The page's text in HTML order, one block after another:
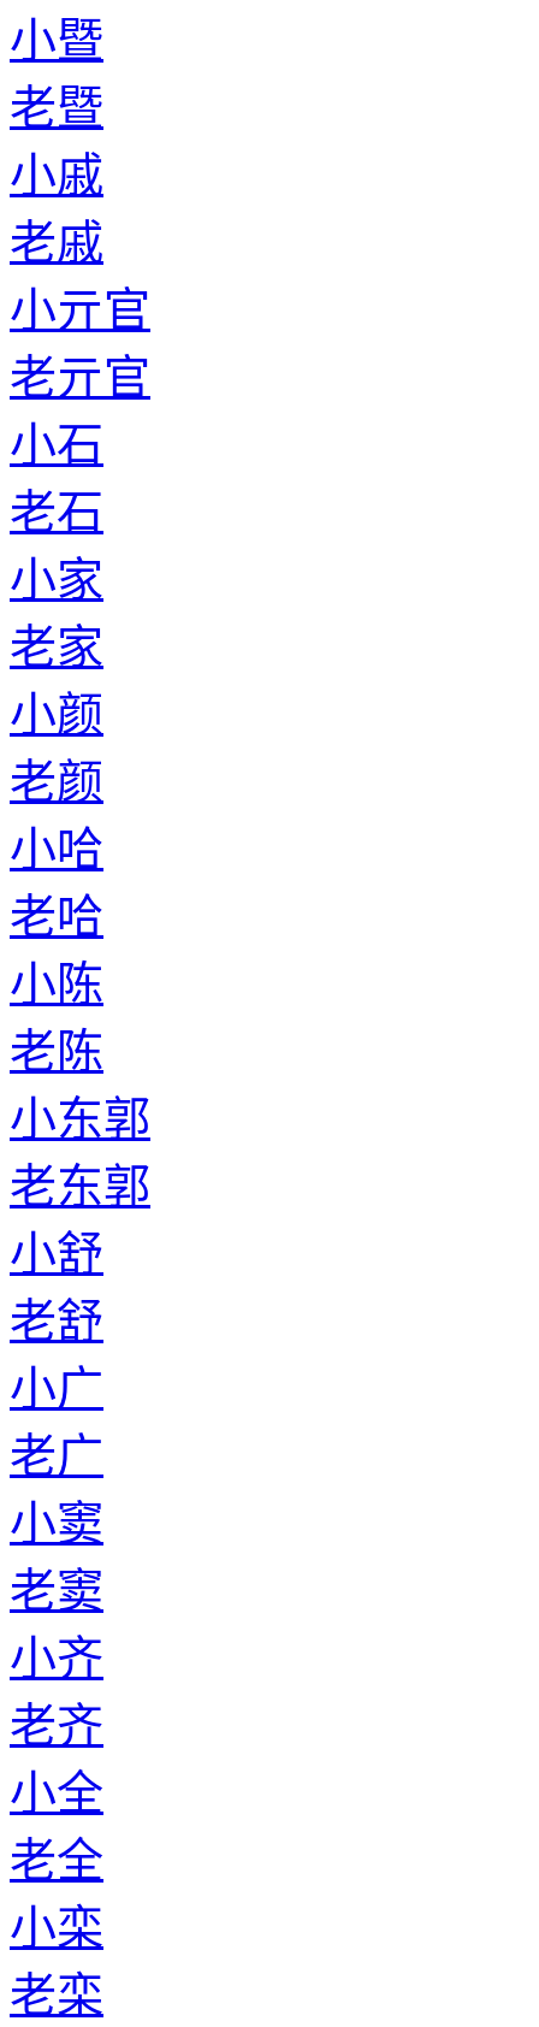
小暨
老暨
小戚
老戚
小亓官
老亓官
小石
老石
小家
老家
小颜
老颜
小哈
老哈
小陈
老陈
小东郭
老东郭
小舒
老舒
小广
老广
小窦
老窦
小齐
老齐
小全
老全
小栾
老栾